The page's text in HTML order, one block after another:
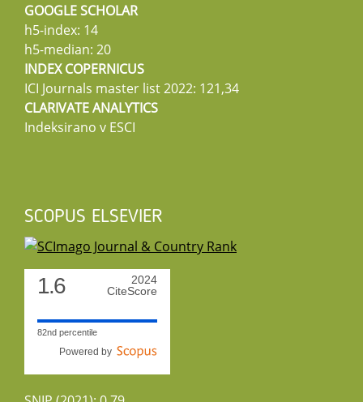
GOOGLE SCHOLAR
h5-index: 14
h5-median: 20
INDEX COPERNICUS
ICI Journals master list 2022: 121,34
CLARIVATE ANALYTICS
Indeksirano v ESCI
SCOPUS ELSEVIER
1.6
2024
CiteScore
82nd percentile
Powered by